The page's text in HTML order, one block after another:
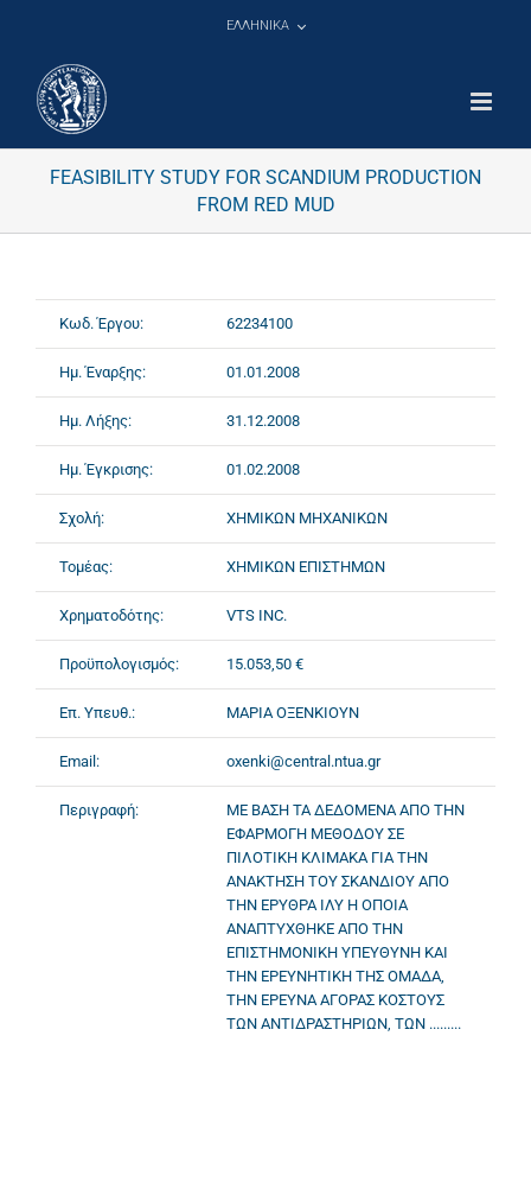
ΕΛΛΗΝΙΚΑ
FEASIBILITY STUDY FOR SCANDIUM PRODUCTION
FROM RED MUD
Κωδ. Έργου: 62234100
Ημ. Έναρξης: 01.01.2008
Ημ. Λήξης: 31.12.2008
Ημ. Έγκρισης: 01.02.2008
Σχολή: ΧΗΜΙΚΩΝ ΜΗΧΑΝΙΚΩΝ
Τομέας: ΧΗΜΙΚΩΝ ΕΠΙΣΤΗΜΩΝ
Χρηματοδότης: VTS INC.
Προϋπολογισμός: 15.053,50 €
Επ. Υπευθ.: ΜΑΡΙΑ ΟΞΕΝΚΙΟΥΝ
Email: oxenki@central.ntua.gr
Περιγραφή:
ΜΕ ΒΑΣΗ ΤΑ ΔΕΔΟΜΕΝΑ ΑΠΟ ΤΗΝ
ΕΦΑΡΜΟΓΗ ΜΕΘΟΔΟΥ ΣΕ
ΠΙΛΟΤΙΚΗ ΚΛΙΜΑΚΑ ΓΙΑ ΤΗΝ
ΑΝΑΚΤΗΣΗ ΤΟΥ ΣΚΑΝΔΙΟΥ ΑΠΟ
ΤΗΝ ΕΡΥΘΡΑ ΙΛΥ Η ΟΠΟΙΑ
ΑΝΑΠΤΥΧΘΗΚΕ ΑΠΟ ΤΗΝ
ΕΠΙΣΤΗΜΟΝΙΚΗ ΥΠΕΥΘΥΝΗ ΚΑΙ
ΤΗΝ ΕΡΕΥΝΗΤΙΚΗ ΤΗΣ ΟΜΑΔΑ,
ΤΗΝ ΕΡΕΥΝΑ ΑΓΟΡΑΣ ΚΟΣΤΟΥΣ
ΤΩΝ ΑΝΤΙΔΡΑΣΤΗΡΙΩΝ, ΤΩΝ .........